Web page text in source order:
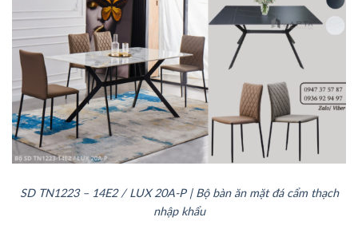
SD TN1223 – 14E2 / LUX 20A-P | Bộ bàn ăn mặt đá cẩm thạch
nhập khẩu